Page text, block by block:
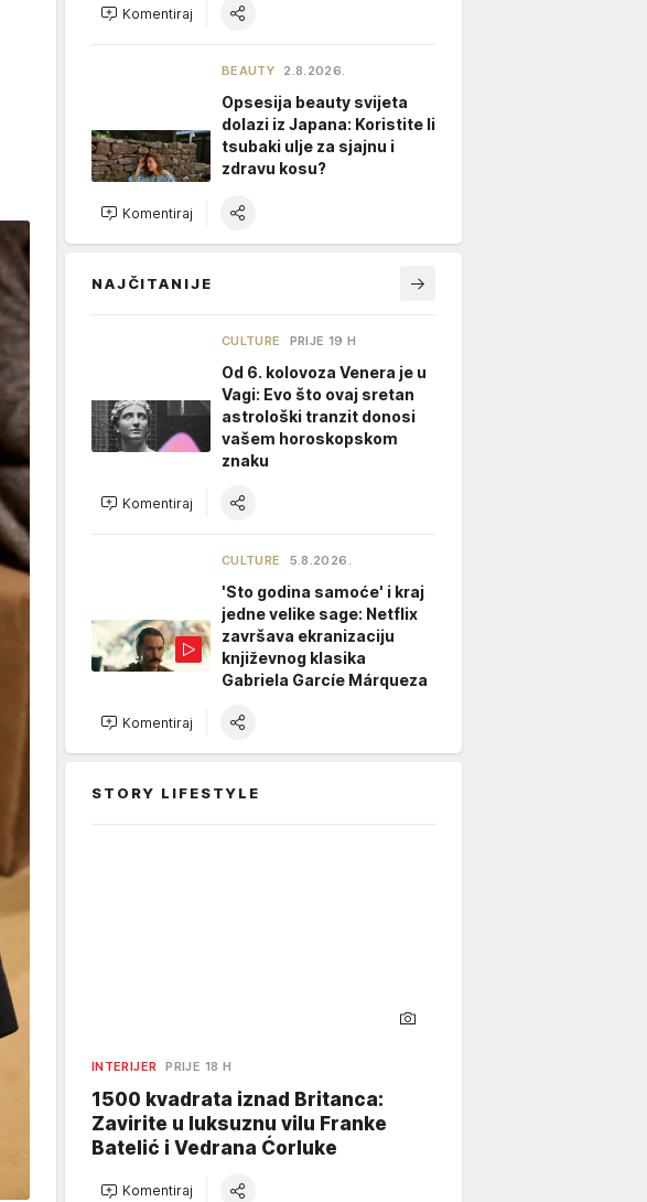
Komentiraj
BEAUTY 2.8.2026.
Opsesija beauty svijeta
dolazi iz Japana: Koristite li
tsubaki ulje za sjajnu i
zdravu kosu?
Komentiraj
NAJČITANIJE
CULTURE PRIJE 19 H
Od 6. kolovoza Venera je u
Vagi: Evo što ovaj sretan
astrološki tranzit donosi
vašem horoskopskom
znaku
Komentiraj
CULTURE 5.8.2026.
'Sto godina samoće' i kraj
jedne velike sage: Netflix
završava ekranizaciju
književnog klasika
Gabriela Garcíe Márqueza
Komentiraj
STORY LIFESTYLE
INTERIJER PRIJE 18 H
1500 kvadrata iznad Britanca:
Zavirite u luksuznu vilu Franke
Batelić i Vedrana Ćorluke
Komentiraj